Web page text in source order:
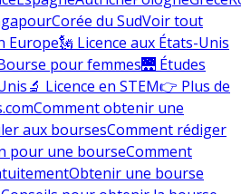
Corée du SudVoir tout
Europe🗽 Licence aux États-Unis
Bourse pour femmes🌉 Études
🔬 Licence en STEM👉 Plus de
Comment obtenir une
aux boursesComment rédiger
pour une bourseComment
Obtenir une bourse